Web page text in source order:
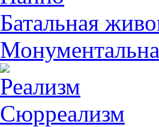
Батальная
Реализм
Сюрреализм